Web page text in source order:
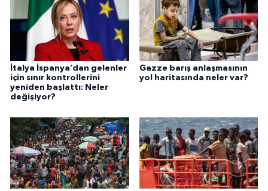
İtalya İspanya’dan gelenler
için sınır kontrollerini
yeniden başlattı: Neler
değişiyor?
Gazze barış anlaşmasının
yol haritasında neler var?